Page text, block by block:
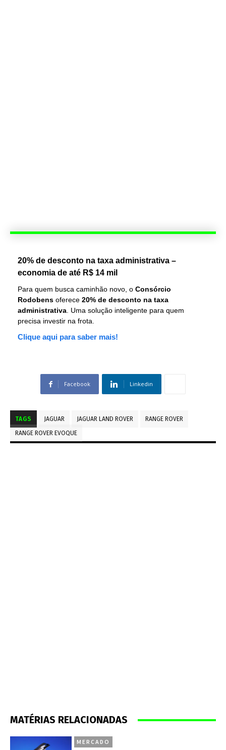
20% de desconto na taxa administrativa –
economia de até R$ 14 mil
Para quem busca caminhão novo, o Consórcio
Rodobens oferece 20% de desconto na taxa
administrativa . Uma solução inteligente para quem
precisa investir na frota.
Clique aqui para saber mais!
Facebook Linkedin
TAGS JAGUAR JAGUAR LAND ROVER
RANGE ROVER
RANGE ROVER EVOQUE
MATÉRIAS RELACIONADAS
MERCADO